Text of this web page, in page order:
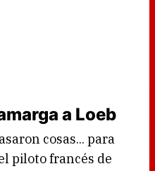
a Loeb
cosas... para
piloto francés de